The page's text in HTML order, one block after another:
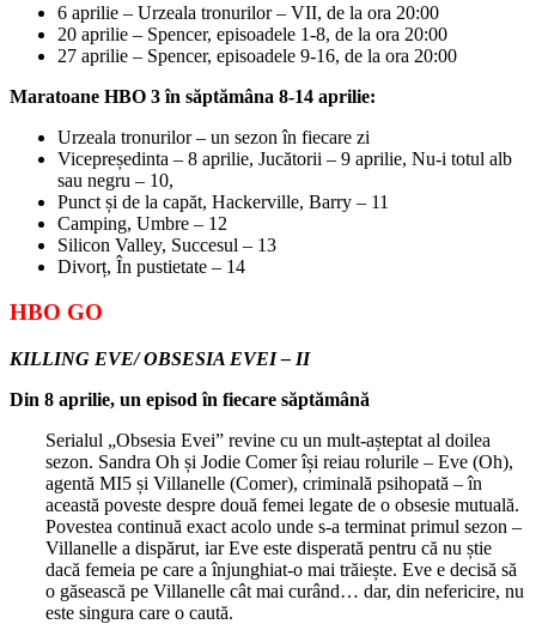
6 aprilie – Urzeala tronurilor – VII, de la ora 20:00
20 aprilie – Spencer, episoadele 1-8, de la ora 20:00
27 aprilie – Spencer, episoadele 9-16, de la ora 20:00
Maratoane HBO 3 în săptămâna 8-14 aprilie:
Urzeala tronurilor – un sezon în fiecare zi
Vicepreședinta – 8 aprilie, Jucătorii – 9 aprilie, Nu-i totul alb
sau negru – 10,
Punct și de la capăt, Hackerville, Barry – 11
Camping, Umbre – 12
Silicon Valley, Succesul – 13
Divorț, În pustietate – 14
HBO GO
KILLING EVE/ OBSESIA EVEI – II
Din 8 aprilie, un episod în fiecare săptămână
Serialul „Obsesia Evei” revine cu un mult-așteptat al doilea
sezon. Sandra Oh și Jodie Comer își reiau rolurile – Eve (Oh),
agentă MI5 și Villanelle (Comer), criminală psihopată – în
această poveste despre două femei legate de o obsesie mutuală.
Povestea continuă exact acolo unde s-a terminat primul sezon –
Villanelle a dispărut, iar Eve este disperată pentru că nu știe
dacă femeia pe care a înjunghiat-o mai trăiește. Eve e decisă să
o găsească pe Villanelle cât mai curând… dar, din nefericire, nu
este singura care o caută.